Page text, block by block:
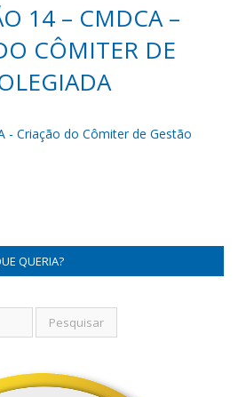
14 – CMDCA –
CÔMITER DE
- Criação do Cômiter de Gestão
QUERIA?